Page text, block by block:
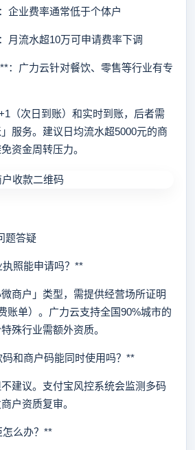
业费率通常低于个体户
流水超10万可申请费率下调
广力云针对餐饮、零售等行业有专
次日到账）和实时到账，后者需
服务。建议日均流水超5000元的商
资金周转压力。
答疑
照能申请吗？**
户」类型，需提供经营场所证明
账单）。广力云支持全国90%城市的
殊行业需额外资质。
和商户码能同时使用吗？**
议。支付宝风控系统会监测多码
户资质复审。
么办？**